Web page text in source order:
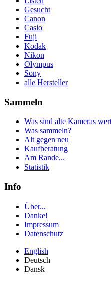
Gesucht
Canon
Casio
Fuji
Kodak
Nikon
Olympus
Sony
alle Hersteller
Sammeln
Was sind alte Kameras
Was sammeln?
Alt gegen neu
Kaufberatung
Am Rande...
Statistik
Info
Über...
Danke!
Impressum
Datenschutz
English
Deutsch
Dansk